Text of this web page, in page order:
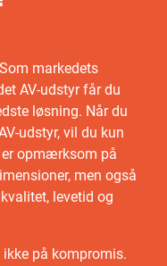
markedets
AV-udstyr får du
løsning. Når du
udstyr, vil du kun
er opmærksom på
men også
levetid og
på kompromis.